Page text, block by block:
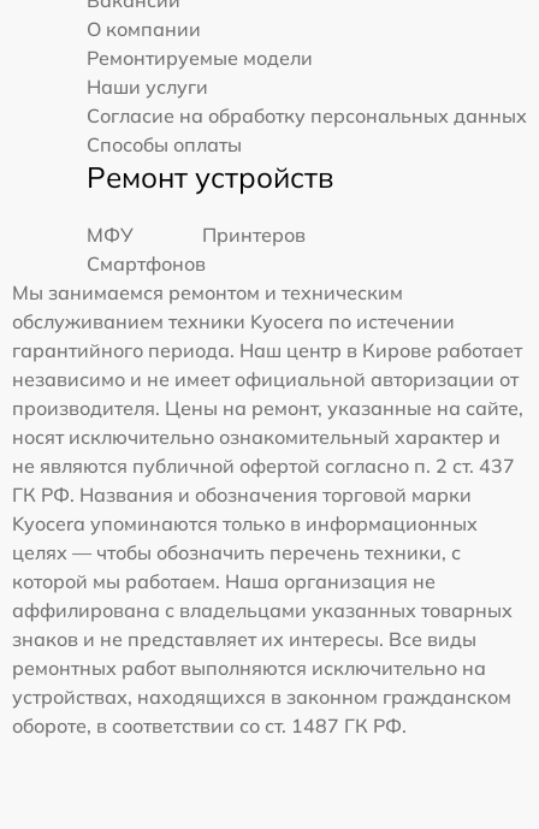
О компании
Ремонтируемые модели
Наши услуги
Согласие на обработку персональных данных
Способы оплаты
Ремонт устройств
МФУ
Принтеров
Смартфонов
Мы занимаемся ремонтом и техническим
обслуживанием техники Kyocera по истечении
гарантийного периода. Наш центр в Кирове работает
независимо и не имеет официальной авторизации от
производителя. Цены на ремонт, указанные на сайте,
носят исключительно ознакомительный характер и
не являются публичной офертой согласно п. 2 ст. 437
ГК РФ. Названия и обозначения торговой марки
Kyocera упоминаются только в информационных
целях — чтобы обозначить перечень техники, с
которой мы работаем. Наша организация не
аффилирована с владельцами указанных товарных
знаков и не представляет их интересы. Все виды
ремонтных работ выполняются исключительно на
устройствах, находящихся в законном гражданском
обороте, в соответствии со ст. 1487 ГК РФ.